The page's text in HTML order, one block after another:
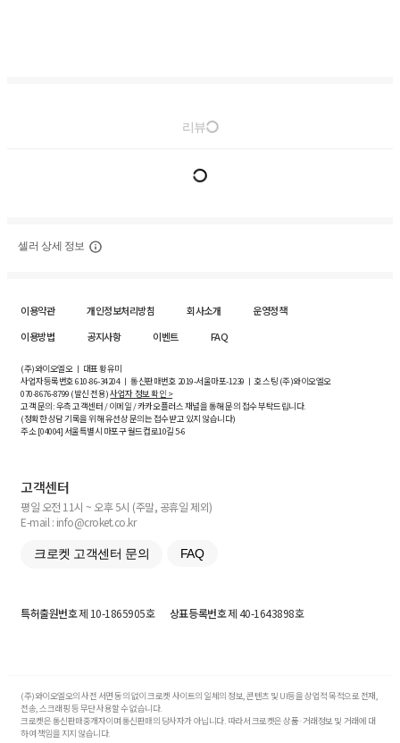
리뷰
셀러 상세 정보
이용약관 개인정보처리방침 회사소개
운영정책
이용방법
공지사항 이벤트 FAQ
(주)와이오엘오 ㅣ 대표 황유미
사업자등록번호610-86-34204ㅣ 통신판매번호 2019-서울마포-1239 ㅣ 호스팅 (주)와이오엘오
070-8676-8799 (발신 전용)사업자 정보 확인 >
고객 문의: 우측 고객센터 / 이메일 / 카카오플러스 채널을 통해 문의 접수 부탁드립니다.
(정확한 상담 기록을 위해 유선상 문의는 접수받고 있지 않습니다)
주소 [04004] 서울특별시 마포구 월드컵로10길5-6
고객센터
평일 오전 11시 ~ 오후 5시 (주말, 공휴일 제외)
E-mail : info@croket.co.kr
크로켓 고객센터 문의 FAQ
특허출원번호제 10-1865905호 상표등록번호제 40-1643898호
(주)와이오엘오의 사전 서면 동의 없이 크로켓 사이트의 일체의 정보, 콘텐츠 및 UI등을 상업적 목적으로 전재,
전송, 스크래핑 등 무단 사용할 수 없습니다.
크로켓은 통신판매중개자이며 통신판매의 당사자가 아닙니다. 따라서 크로켓은 상품·거래정보 및 거래에 대
하여 책임을 지지 않습니다.